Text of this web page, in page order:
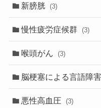
新膀胱 (3)
慢性疲労症候群 (3)
喉頭がん (3)
脳梗塞による言語障害
悪性高血圧 (3)